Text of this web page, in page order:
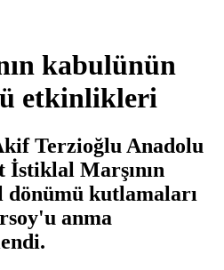
kabulünün
etkinlikleri
Terzioğlu Anadolu
İstiklal Marşının
dönümü kutlamaları
anma